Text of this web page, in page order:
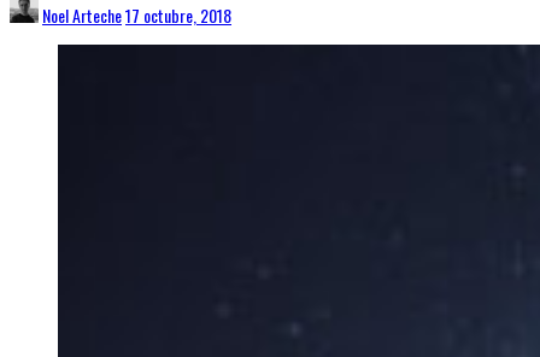
Noel Arteche17 octubre, 2018